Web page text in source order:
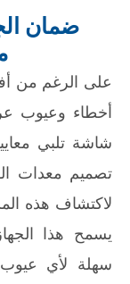
ضمان
على الرغم من
أخطاء وعيوب
شاشة تلبي
تصميم معدات
يسمح هذا
سهلة لأي